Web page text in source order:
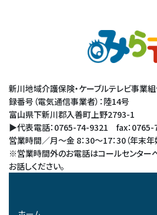
新川地域介護保険・ケーブルテレビ事業
録番号（電気通信事業者）：陸14号
富山県下新川郡入善町上野2793-1
▶代表電話：0765-74-9321 fax：0765-
営業時間／月～金 8：30～17：30（年末年
※営業時間外のお電話はコールセンター
お話しください。